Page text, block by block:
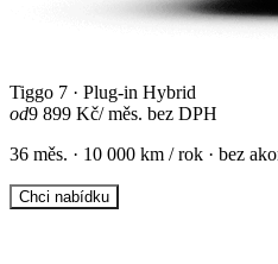
Tiggo 7 · Plug-in Hybrid
od9 899 Kč/ měs. bez DPH
36 měs. · 10 000 km / rok · bez
Chci nabídku